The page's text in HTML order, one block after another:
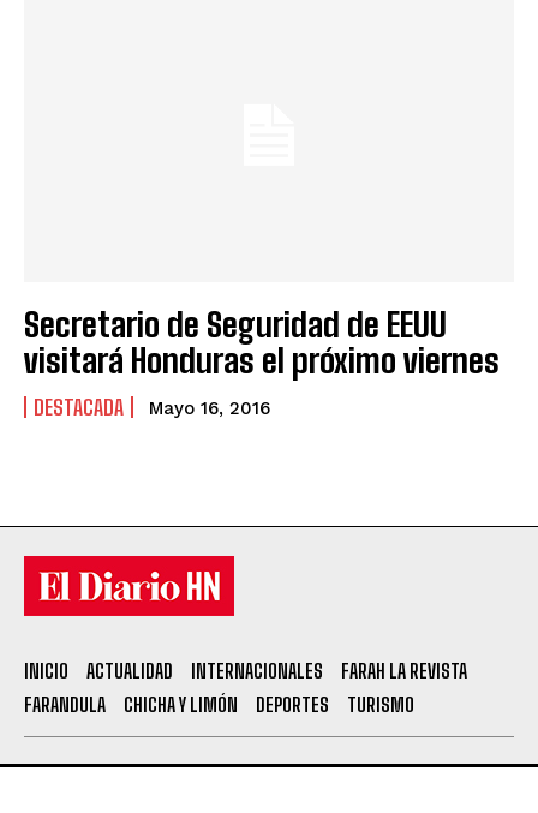
Secretario de Seguridad de EEUU
visitará Honduras el próximo viernes
DESTACADA Mayo 16, 2016
INICIO ACTUALIDAD INTERNACIONALES
FARAH LA REVISTA
FARANDULA
CHICHA Y LIMÓN DEPORTES TURISMO